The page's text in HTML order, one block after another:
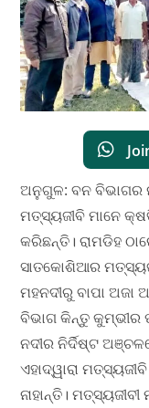
ଅନୁଗୁଳ: ବନ
ମତ୍ସ୍ୟଜୀବି ମାନେ
କରିଛନ୍ତି। ରାମଡିହ
ସାତକୋଶିଆର
ମହନଦୀରୁ ବାପା
ବିଭାଗ କିନ୍ତୁ କୁମ୍ଭୀର
ନଦୀର ନିର୍ଦିଷ୍ଟ
ଏହାଦ୍ୱାରା
ନାହାନ୍ତି।